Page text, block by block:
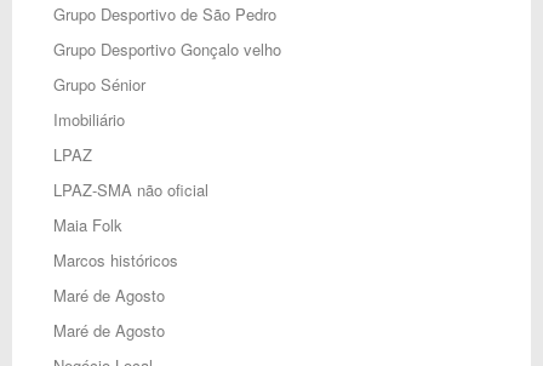
Grupo Desportivo de São Pedro
Grupo Desportivo Gonçalo velho
Grupo Sénior
Imobiliário
LPAZ
LPAZ-SMA não oficial
Maia Folk
Marcos históricos
Maré de Agosto
Maré de Agosto